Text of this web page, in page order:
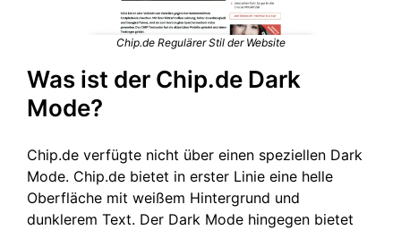
Chip.de Regulärer Stil der Website
Was ist der Chip.de Dark
Mode?
Chip.de verfügte nicht über einen speziellen Dark
Mode. Chip.de bietet in erster Linie eine helle
Oberfläche mit weißem Hintergrund und
dunklerem Text. Der Dark Mode hingegen bietet